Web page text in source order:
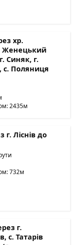
хр.
Женецький
Синяк, г.
с. Поляниця
2435м
г. Ліснів до
732м
г.
с. Татарів